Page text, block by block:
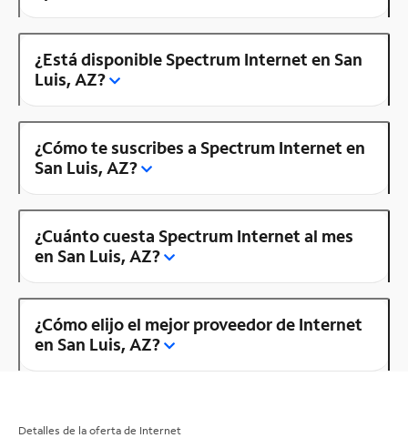
¿Está disponible Spectrum Internet en San
Luis, AZ?
¿Cómo te suscribes a Spectrum Internet en
San Luis, AZ?
¿Cuánto cuesta Spectrum Internet al mes
en San Luis, AZ?
¿Cómo elijo el mejor proveedor de Internet
en San Luis, AZ?
Detalles de la oferta de Internet